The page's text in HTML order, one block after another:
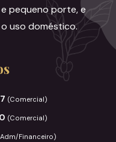
pequeno porte, e
uso doméstico.
(Comercial)
(Comercial)
Financeiro)